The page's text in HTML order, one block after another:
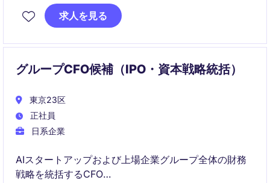
求人を見る
グループCFO候補（IPO・資本戦略統括）
東京23区
正社員
日系企業
AIスタートアップおよび上場企業グループ全体の財務
戦略を統括するCFO